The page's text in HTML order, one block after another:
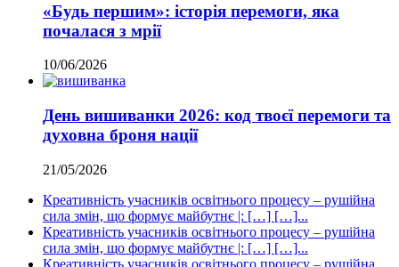
«Будь першим»: історія перемоги, яка
почалася з мрії
10/06/2026
День вишиванки 2026: код твоєї перемоги та
духовна броня нації
21/05/2026
Креативність учасників освітнього процесу – рушійна
сила змін, що формує майбутнє |: […] […]...
Креативність учасників освітнього процесу – рушійна
сила змін, що формує майбутнє |: […] […]...
Креативність учасників освітнього процесу – рушійна